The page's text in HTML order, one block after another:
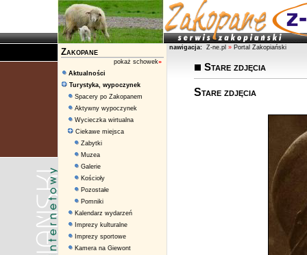
Zakopane
pokaż schowek»
Aktualności
Turystyka, wypoczynek
Spacery po Zakopanem
Aktywny wypoczynek
Wycieczka wirtualna
Ciekawe miejsca
Zabytki
Muzea
Galerie
Kościoły
Pozostałe
Pomniki
Kalendarz wydarzeń
Imprezy kulturalne
Imprezy sportowe
Kamera na Giewont
nawigacja: Z-ne.pl » Portal Zakopiański
Stare zdjęcia
Stare zdjęcia